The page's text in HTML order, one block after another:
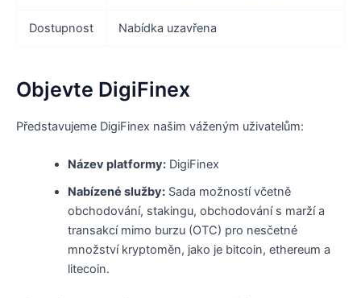
Dostupnost Nabídka uzavřena
Objevte DigiFinex
Představujeme DigiFinex našim váženým uživatelům:
Název platformy:DigiFinex
Nabízené služby:Sada možností včetně
obchodování, stakingu, obchodování s marží a
transakcí mimo burzu (OTC) pro nesčetné
množství kryptoměn, jako je bitcoin, ethereum a
litecoin.